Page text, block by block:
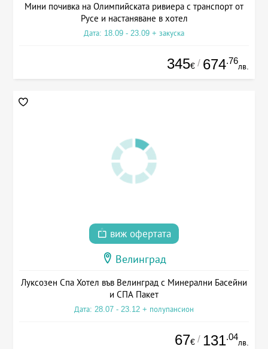
Мини почивка на Олимпийската ривиера с транспорт от
Русе и настаняване в хотел
Дата: 18.09 - 23.09 + закуска
345€ / 674.76
лв.
виж офертата
Велинград
Луксозен Спа Хотел във Велинград с Минерални Басейни
и СПА Пакет
Дата: 28.07 - 23.12 + полупансион
67€ / 131.04
лв.